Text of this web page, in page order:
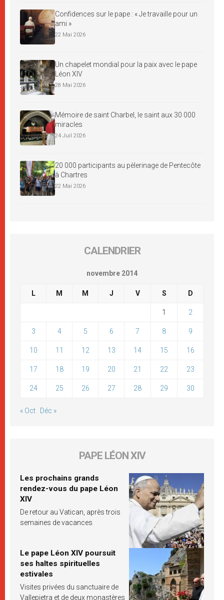
Confidences sur le pape : « Je travaille pour un
ami »
22 Mai 2026
Un chapelet mondial pour la paix avec le pape
Léon XIV
28 Mai 2026
Mémoire de saint Charbel, le saint aux 30 000
miracles
24 Juil 2026
20 000 participants au pèlerinage de Pentecôte
à Chartres
22 Mai 2026
CALENDRIER
novembre 2014
L M M J V S D
1 2
3 4 5 6 7 8 9
10 11 12 13 14 15 16
17 18 19 20 21 22 23
24 25 26 27 28 29 30
« Oct Déc »
PAPE LÉON XIV
Les prochains grands
rendez-vous du pape Léon
XIV
De retour au Vatican, après trois
semaines de vacances
Le pape Léon XIV poursuit
ses haltes spirituelles
estivales
Visites privées du sanctuaire de
Vallepietra et de deux monastères